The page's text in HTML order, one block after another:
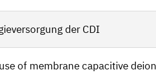
der CDI
of membrane capacitive